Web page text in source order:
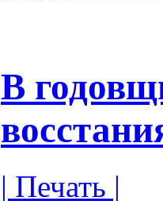
В
| Печать |